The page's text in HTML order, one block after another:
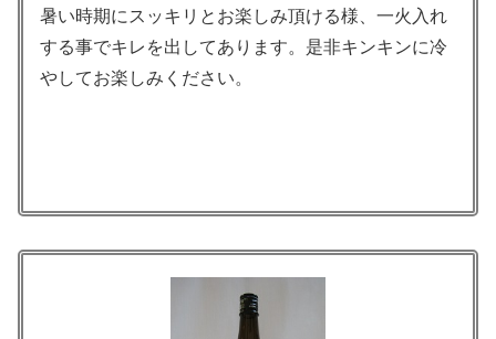
暑い時期にスッキリとお楽しみ頂ける様、一火入れ
する事でキレを出してあります。是非キンキンに冷
やしてお楽しみください。